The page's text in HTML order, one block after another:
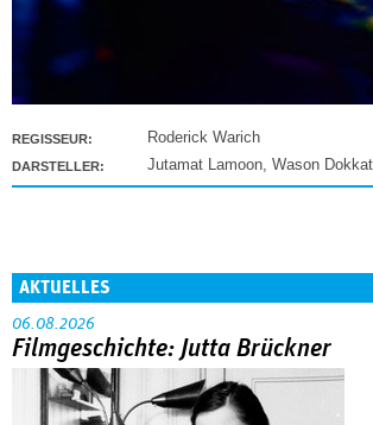
REGISSEUR: Roderick Warich
DARSTELLER: Jutamat Lamoon Wason
AKTUELLES
06.08.2026
Filmgeschichte: Jutta Brückner